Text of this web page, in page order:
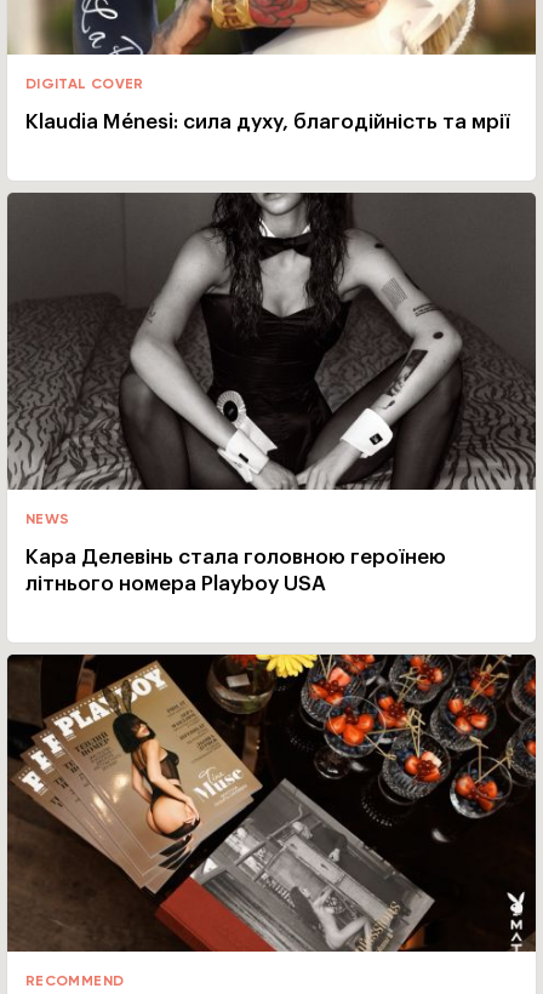
DIGITAL COVER
Klaudia Ménesi: сила духу, благодійність та мрії
NEWS
Кара Делевінь стала головною героїнею
літнього номера Playboy USA
RECOMMEND